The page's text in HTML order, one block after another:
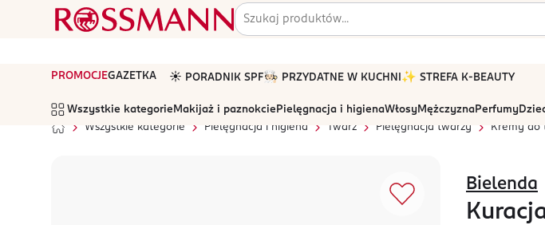
PROMOCJEGAZETKA ☀️ PORADNIK SPF🧑🏻‍🍳 PRZYDATNE W KUCHNI ✨ STREFA K-BEAUTY
Wszystkie kategorie Makijaż i paznokcie Pielęgnacja i higienaWłosyMężczyznaPerfumy
Wszystkie kategorie
Pielęgnacja i higiena Twarz Pielęgnacja twarzy Kremy do
Bielenda